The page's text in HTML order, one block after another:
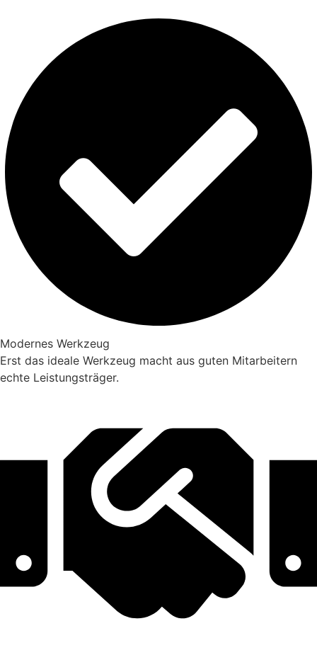
Modernes Werkzeug
Erst das ideale Werkzeug macht aus guten Mitarbeitern
echte Leistungsträger.